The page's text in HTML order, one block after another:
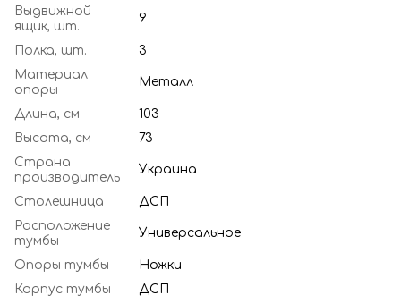
Выдвижной
ящик, шт.
9
Полка, шт.
3
Материал
опоры
Металл
Длина, см
103
Высота, см
73
Страна
производитель
Украина
Столешница
ДСП
Расположение
тумбы
Универсальное
Опоры тумбы
Ножки
Корпус тумбы
ДСП